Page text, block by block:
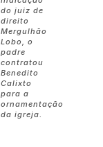
do juiz de
direito
Mergulhão
Lobo, o
padre
contratou
Benedito
Calixto
para a
ornamentação
da igreja.